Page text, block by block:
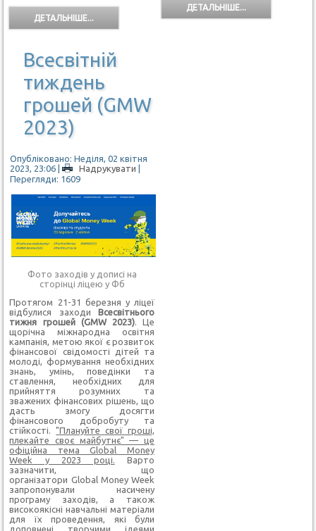
ДЕТАЛЬНІШЕ...
ДЕТАЛЬНІШЕ...
Всесвітній
тиждень
грошей (GMW
2023)
Опубліковано: Неділя, 02 квітня
2023, 23:06 | Надрукувати
Перегляди: 1609
Фото заходів у дописі на
сторінці ліцею у Фб
Протягом 21-31 березня у ліцеї
відбулися заходи Всесвітнього
тижня грошей (GMW 2023). Це
щорічна міжнародна освітня
кампанія, метою якої є розвиток
фінансової свідомості дітей та
молоді, формування необхідних
знань, умінь, поведінки та
ставлення, необхідних для
прийняття розумних та
зважених фінансових рішень, що
дасть змогу досягти
фінансового добробуту та
стійкості."Плануйте свої гроші,
плекайте своє майбутнє" — це
офіційна тема Global Money
Week у 2023 році.
Варто
зазначити, що
організатори Global Money Week
запропонували насичену
програму заходів, а також
високоякісні навчальні матеріали
для їх проведення, які були
доповнені творчими ідеями